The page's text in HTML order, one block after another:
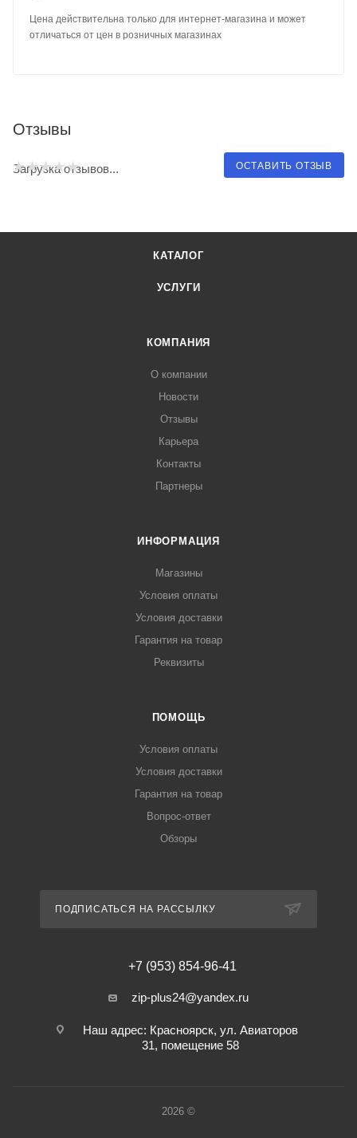
Цена действительна только для интернет-магазина и может
отличаться от цен в розничных магазинах
Отзывы
ОСТАВИТЬ ОТЗЫВ
Загрузка отзывов...
КАТАЛОГ
УСЛУГИ
КОМПАНИЯ
О компании
Новости
Отзывы
Карьера
Контакты
Партнеры
ИНФОРМАЦИЯ
Магазины
Условия оплаты
Условия доставки
Гарантия на товар
Реквизиты
ПОМОЩЬ
Условия оплаты
Условия доставки
Гарантия на товар
Вопрос-ответ
Обзоры
ПОДПИСАТЬСЯ НА РАССЫЛКУ
+7 (953) 854-96-41
zip-plus24@yandex.ru
Наш адрес: Красноярск, ул. Авиаторов
31, помещение 58
2026 ©